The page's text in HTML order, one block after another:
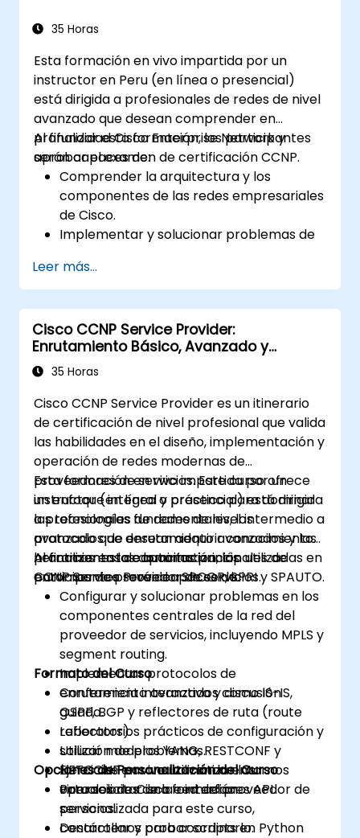
certificación CCNA Routing & Switching.
35 Horas
Esta formación en vivo impartida por un
instructor en Peru (en línea o presencial)
está dirigida a profesionales de redes de nivel
avanzado que desean comprender en
profundidad Cisco Enterprise Network y
aprobar el examen de certificación CCNP.
Al finalizar esta formación, los participantes
serán capaces de:
Comprender la arquitectura y los
componentes de las redes empresariales
de Cisco.
Implementar y solucionar problemas de
y asegurar redes LAN y WAN
empresariales.
Configurar y administrar soluciones Cisco
SD-WAN para redes empresariales.
Diseñar redes empresariales con énfasis
en escalabilidad, seguridad y
Rendir el Examen de Certificación CCNP
con confianza.
Leer más...
Cisco CCNP Service Provider:
Enrutamiento Básico, Avanzado y
Automatización
35 Horas
Cisco CCNP Service Provider es un itinerario
de certificación de nivel profesional que valida
las habilidades en el diseño, implementación y
operación de redes modernas de
proveedores de servicios. Este curso ofrece
un enfoque integral y práctico para dominar
las tecnologías fundamentales, los
protocolos de enrutamiento avanzados y las
herramientas de automatización utilizadas en
entornos de proveedor de servicios.
Esta formación en vivo impartida por un
instructor (en línea o presencial) está dirigida
a profesionales de redes de nivel intermedio a
avanzado que desean adquirir conocimientos
prácticos en los dominios principales de
CCNP Service Provider: SPCOR, SPRI y SPAUTO.
Al finalizar esta capacitación, los
participantes serán capaces de:
Configurar y solucionar problemas en los
componentes centrales de la red del
proveedor de servicios, incluyendo MPLS y
segment routing.
Implementar protocolos de
enrutamiento avanzados como IS-IS,
OSPF, BGP y reflectores de ruta (route
reflectors).
Utilizar modelos YANG, RESTCONF y
NETCONF para automatizar las
operaciones de la red del proveedor de
servicios.
Desarrollar y probar scripts en Python
Formato del Curso
Conferencia interactiva y discusión
guiada.
Laboratorios prácticos de configuración y
solución de problemas.
Ejercicios en vivo utilizando entornos
virtuales de Cisco e interfaces API.
Opciones de Personalización del Curso
Para solicitar una formación
personalizada para este curso,
contáctenos para coordinarlo.